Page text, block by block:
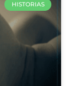
HISTORIAS